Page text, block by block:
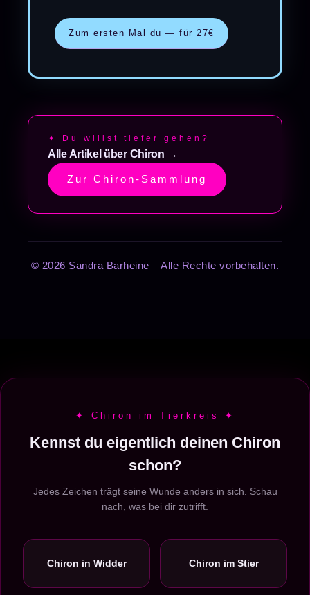
Zum ersten Mal du — für 27€
✦ Du willst tiefer gehen?
Alle Artikel über Chiron →
Zur Chiron-Sammlung
© 2026 Sandra Barheine – Alle Rechte vorbehalten.
✦ Chiron im Tierkreis ✦
Kennst du eigentlich deinen Chiron
schon?
Jedes Zeichen trägt seine Wunde anders in sich. Schau
nach, was bei dir zutrifft.
Chiron in Widder Chiron im Stier